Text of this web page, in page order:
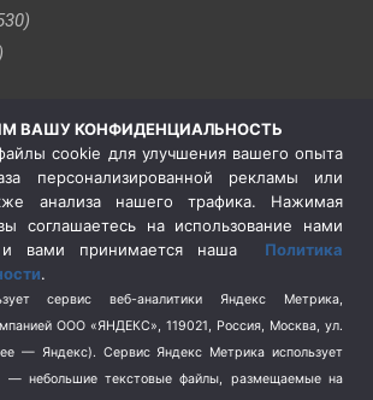
(3)
(3)
(404)
ВАШУ КОНФИДЕНЦИАЛЬНОСТЬ
cookie для улучшения вашего опыта
персонализированной рекламы или
анализа нашего трафика. Нажимая
соглашаетесь на использование нами
и вами принимается наша Политика
.
сервис веб-аналитики Яндекс Метрика,
ООО «ЯНДЕКС», 119021, Россия, Москва, ул.
— Яндекс). Сервис Яндекс Метрика использует
— небольшие текстовые файлы, размещаемые на